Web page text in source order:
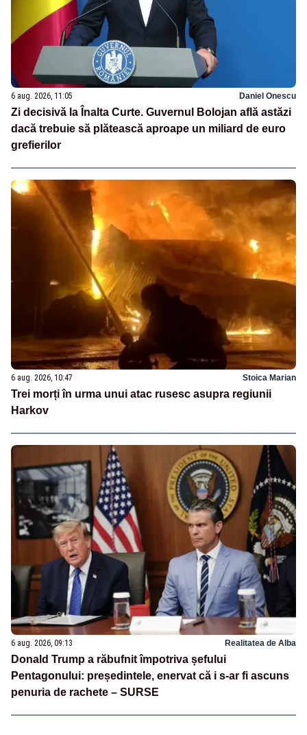
6 aug. 2026, 11:05 Daniel Onescu
Zi decisivă la Înalta Curte. Guvernul Bolojan află astăzi
dacă trebuie să plătească aproape un miliard de euro
grefierilor
6 aug. 2026, 10:47 Stoica Marian
Trei morți în urma unui atac rusesc asupra regiunii
Harkov
6 aug. 2026, 09:13 Realitatea de Alba
Donald Trump a răbufnit împotriva șefului
Pentagonului: președintele, enervat că i s-ar fi ascuns
penuria de rachete – SURSE